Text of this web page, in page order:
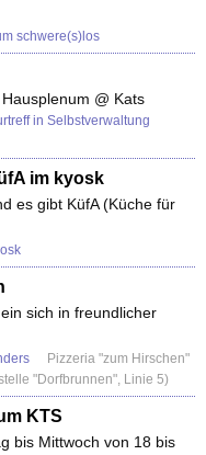
schwere(s)los
@ Kats
in Selbstverwaltung
im kyosk
es gibt KüfA (Küche für
sich in freundlicher
Pizzeria "zum Hirschen"
"Dorfbrunnen", Linie 5)
KTS
bis Mittwoch von 18 bis